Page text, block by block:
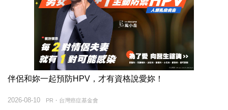
伴侶和妳一起預防HPV，才有資格說愛妳！
PR・台灣癌症基金會
2026-08-10